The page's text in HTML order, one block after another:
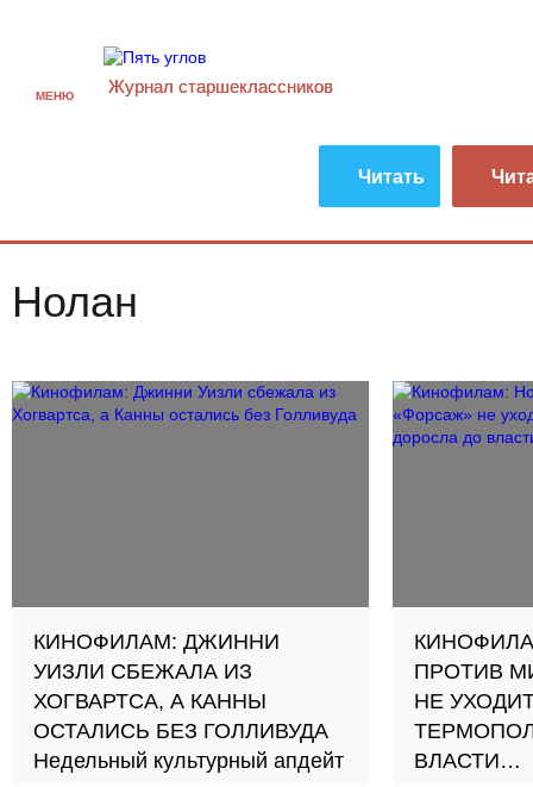
МЕНЮ Журнал старшекласcников
Читать
Нолан
КИНОФИЛАМ: ДЖИННИ
УИЗЛИ СБЕЖАЛА ИЗ
ХОГВАРТСА, А КАННЫ
ОСТАЛИСЬ БЕЗ ГОЛЛИВУДА
Недельный культурный апдейт
ПРОТИВ
НЕ
ВЛАСТИ